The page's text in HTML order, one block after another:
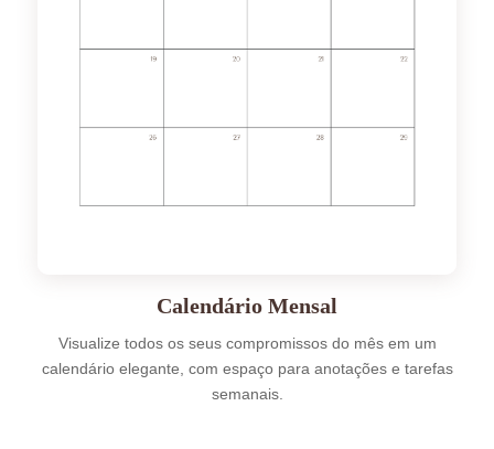
Calendário Mensal
Visualize todos os seus compromissos do mês em um
calendário elegante, com espaço para anotações e tarefas
semanais.